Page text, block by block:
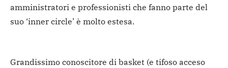
amministratori e professionisti che fanno parte del
suo ‘inner circle’ è molto estesa.
Grandissimo conoscitore di basket (e tifoso acceso